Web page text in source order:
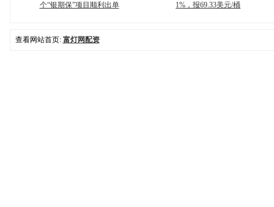
个“银期保”项目顺利出单
1%，报69.33美元/桶
查看网站首页: 富灯网配资